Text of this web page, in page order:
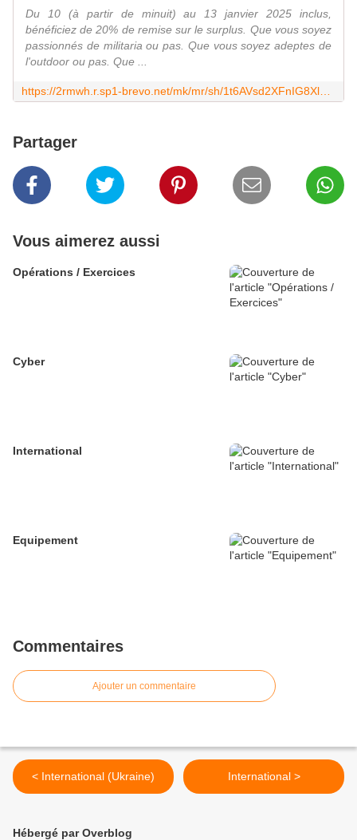
Du 10 (à partir de minuit) au 13 janvier 2025 inclus,
bénéficiez de 20% de remise sur le surplus. Que vous soyez
passionnés de militaria ou pas. Que vous soyez adeptes de
l'outdoor ou pas. Que ...
Partager
Vous aimerez aussi
Opérations / Exercices
Cyber
International
Equipement
Commentaires
Ajouter un commentaire
< International (Ukraine) International >
Hébergé par Overblog